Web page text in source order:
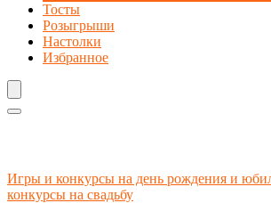
Тосты
Розыгрыши
Настолки
Избранное
Игры и конкурсы на день рождения и
конкурсы на свадьбу